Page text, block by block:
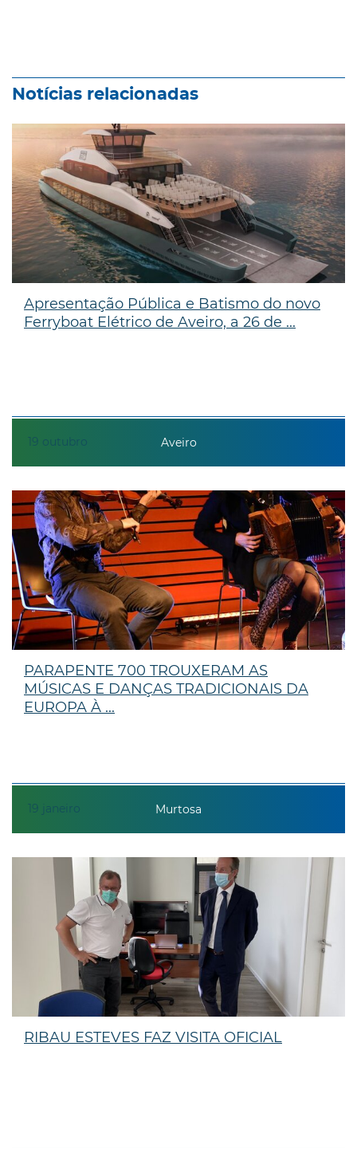
Notícias relacionadas
19 outubro
Apresentação Pública e Batismo do novo
Ferryboat Elétrico de Aveiro, a 26 de ...
Aveiro
19 janeiro
PARAPENTE 700 TROUXERAM AS
MÚSICAS E DANÇAS TRADICIONAIS DA
EUROPA À ...
Murtosa
RIBAU ESTEVES FAZ VISITA OFICIAL